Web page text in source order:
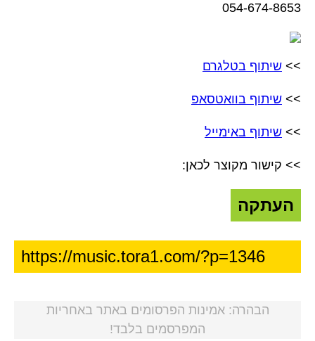
054-674-8653
>> שיתוף בטלגרם
>> שיתוף בוואטסאפ
>> שיתוף באימייל
>> קישור מקוצר לכאן:
העתקה
הבהרה: אמינות הפרסומים באתר באחריות
המפרסמים בלבד!